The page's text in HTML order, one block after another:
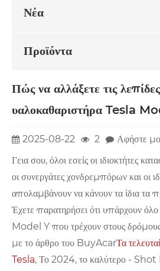
Νέα
Προϊόντα
Πώς να αλλάξετε τις λεπίδες
υαλοκαθαριστήρα Tesla
2025-08-22 2
Αφήστε
Γεια σου, όλοι εσείς οι ιδιοκτήτες
οι συνεργάτες χονδρεμπόρων και οι
απολαμβάνουν να κάνουν τα ίδια τα
Έχετε παρατηρήσει ότι υπάρχουν
Model Y που τρέχουν στους
με το άρθρο του BuyAcarΤα
Tesla, Το 2024, το καλύτερο - Shot